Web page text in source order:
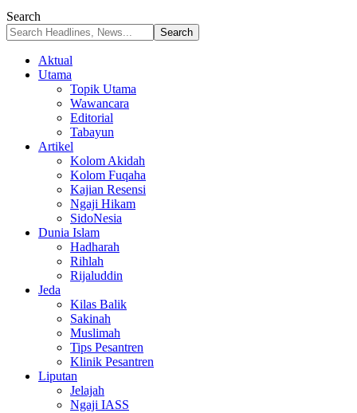
Search
Aktual
Utama
Topik Utama
Wawancara
Editorial
Tabayun
Artikel
Kolom Akidah
Kolom Fuqaha
Kajian Resensi
Ngaji Hikam
SidoNesia
Dunia Islam
Hadharah
Rihlah
Rijaluddin
Jeda
Kilas Balik
Sakinah
Muslimah
Tips Pesantren
Klinik Pesantren
Liputan
Jelajah
Ngaji IASS